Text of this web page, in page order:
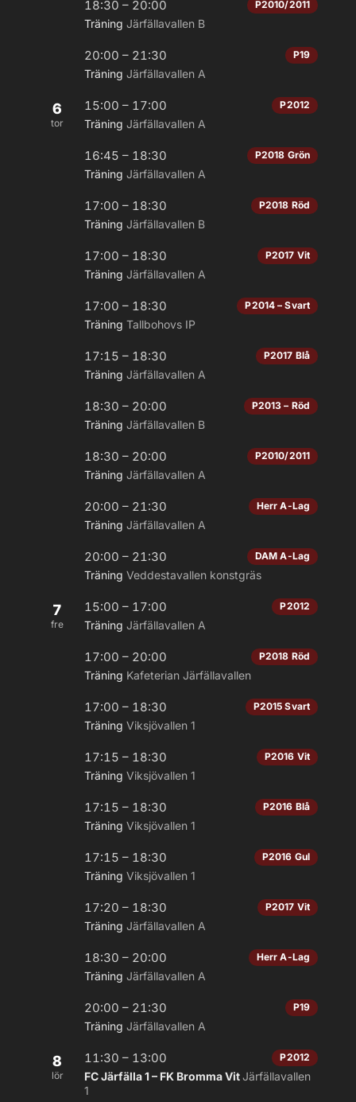
18:30 – 20:00 P2010/2011
Träning Järfällavallen B
20:00 – 21:30 P19
Träning Järfällavallen A
6
tor
15:00 – 17:00 P2012
Träning Järfällavallen A
16:45 – 18:30 P2018 Grön
Träning Järfällavallen A
17:00 – 18:30 P2018 Röd
Träning Järfällavallen B
17:00 – 18:30 P2017 Vit
Träning Järfällavallen A
17:00 – 18:30 P2014 – Svart
Träning Tallbohovs IP
17:15 – 18:30 P2017 Blå
Träning Järfällavallen A
18:30 – 20:00 P2013 – Röd
Träning Järfällavallen B
18:30 – 20:00 P2010/2011
Träning Järfällavallen A
20:00 – 21:30 Herr A-Lag
Träning Järfällavallen A
20:00 – 21:30 DAM A-Lag
Träning Veddestavallen konstgräs
7
fre
15:00 – 17:00 P2012
Träning Järfällavallen A
17:00 – 20:00 P2018 Röd
Träning Kafeterian Järfällavallen
17:00 – 18:30 P2015 Svart
Träning Viksjövallen 1
17:15 – 18:30 P2016 Vit
Träning Viksjövallen 1
17:15 – 18:30 P2016 Blå
Träning Viksjövallen 1
17:15 – 18:30 P2016 Gul
Träning Viksjövallen 1
17:20 – 18:30 P2017 Vit
Träning Järfällavallen A
18:30 – 20:00 Herr A-Lag
Träning Järfällavallen A
20:00 – 21:30 P19
Träning Järfällavallen A
8
lör
11:30 – 13:00 P2012
FC Järfälla 1 – FK Bromma VitJärfällavallen
1